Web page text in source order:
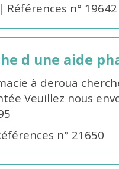
| Références n° 19642
d une aide
à deroua
Veuillez nous
n° 21650